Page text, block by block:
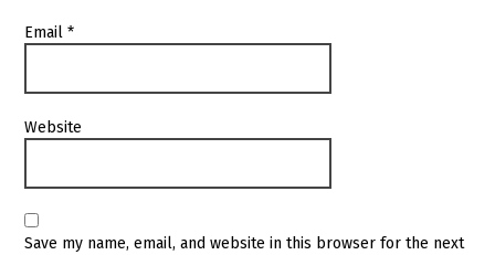
Email*
Website
Save my name, email, and website in this browser for the next